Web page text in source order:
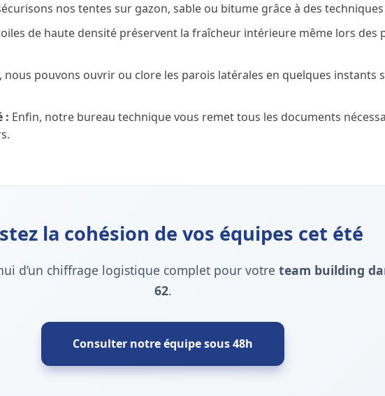
nos tentes sur gazon, sable ou bitume grâce à des
de haute densité préservent la fraîcheur intérieure même lors des
nous pouvons ouvrir ou clore les parois latérales en quelques instants
: Enfin, notre bureau technique vous remet tous les documents
la cohésion de vos équipes cet été
d’un chiffrage logistique complet pour votre team building
62.
Consulter notre équipe sous 48h